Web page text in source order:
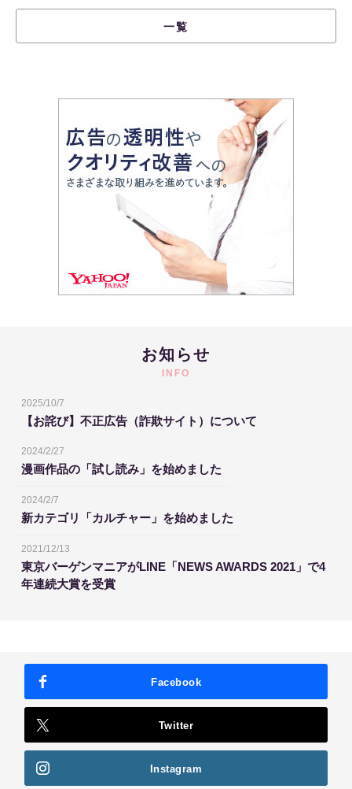
一覧
お知らせ
INFO
2025/10/7
【お詫び】不正広告（詐欺サイト）について
2024/2/27
漫画作品の「試し読み」を始めました
2024/2/7
新カテゴリ「カルチャー」を始めました
2021/12/13
東京バーゲンマニアがLINE「NEWS AWARDS 2021」で4
年連続大賞を受賞
Facebook
Twitter
Instagram